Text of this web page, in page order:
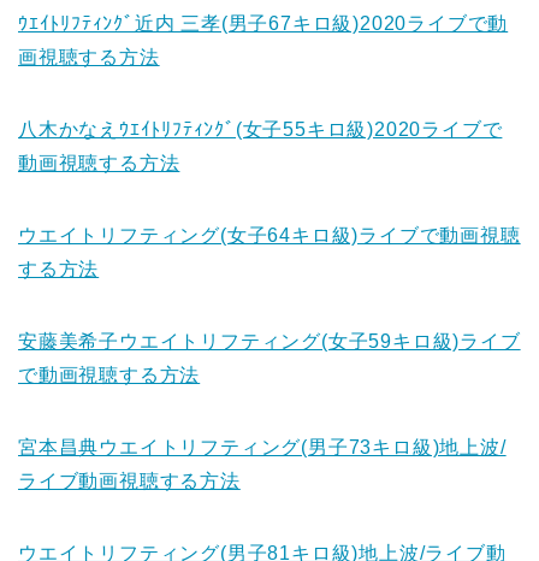
ｳｴｲﾄﾘﾌﾃｨﾝｸﾞ近内 三孝(男子67キロ級)2020ライブで動
画視聴する方法
八木かなえｳｴｲﾄﾘﾌﾃｨﾝｸﾞ(女子55キロ級)2020ライブで
動画視聴する方法
ウエイトリフティング(女子64キロ級)ライブで動画視聴
する方法
安藤美希子ウエイトリフティング(女子59キロ級)ライブ
で動画視聴する方法
宮本昌典ウエイトリフティング(男子73キロ級)地上波/
ライブ動画視聴する方法
ウエイトリフティング(男子81キロ級)地上波/ライブ動